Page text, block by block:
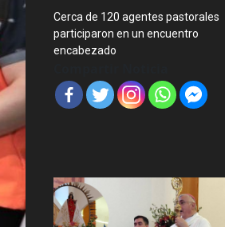
Cerca de 120 agentes pastorales
participaron en un encuentro
encabezado